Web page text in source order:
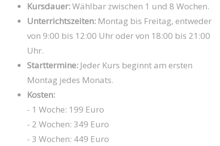
Kursdauer:Wählbar zwischen 1 und 8 Wochen.
Unterrichtszeiten:Montag bis Freitag, entweder
von 9:00 bis 12:00 Uhr oder von 18:00 bis 21:00
Uhr.
Starttermine:Jeder Kurs beginnt am ersten
Montag jedes Monats.
Kosten:
- 1 Woche: 199 Euro
- 2 Wochen: 349 Euro
- 3 Wochen: 449 Euro